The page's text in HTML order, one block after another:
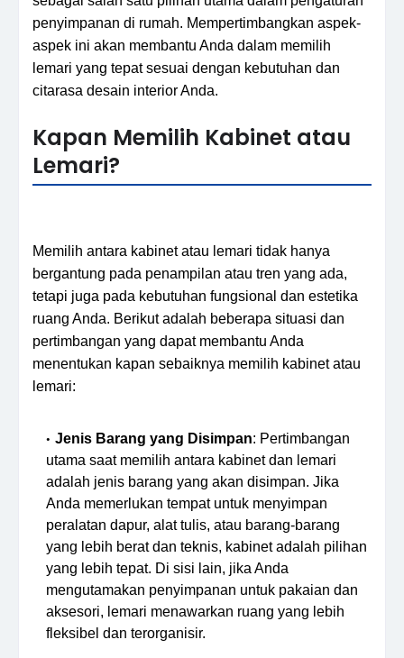
penyimpanan di rumah. Mempertimbangkan aspek-
aspek ini akan membantu Anda dalam memilih
lemari yang tepat sesuai dengan kebutuhan dan
citarasa desain interior Anda.
Kapan Memilih Kabinet atau
Lemari?
Memilih antara kabinet atau lemari tidak hanya
bergantung pada penampilan atau tren yang ada,
tetapi juga pada kebutuhan fungsional dan estetika
ruang Anda. Berikut adalah beberapa situasi dan
pertimbangan yang dapat membantu Anda
menentukan kapan sebaiknya memilih kabinet atau
lemari:
Jenis Barang yang Disimpan: Pertimbangan
utama saat memilih antara kabinet dan lemari
adalah jenis barang yang akan disimpan. Jika
Anda memerlukan tempat untuk menyimpan
peralatan dapur, alat tulis, atau barang-barang
yang lebih berat dan teknis, kabinet adalah pilihan
yang lebih tepat. Di sisi lain, jika Anda
mengutamakan penyimpanan untuk pakaian dan
aksesori, lemari menawarkan ruang yang lebih
fleksibel dan terorganisir.